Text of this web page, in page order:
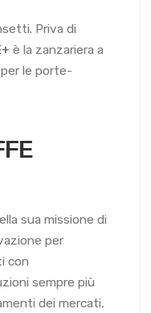
Priva di
è la zanzariera a
le porte-
sua missione di
per
con
sempre più
dei mercati,